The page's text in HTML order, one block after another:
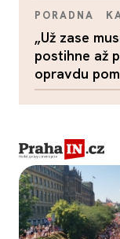
PORADNA
„Už zase
postihne až
opravdu